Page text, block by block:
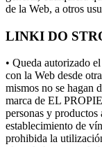
de la Web, a otros
LINKI DO
• Queda autorizado
con la Web desde
mismos no se hagan
marca de EL
personas y productos
establecimiento de
prohibida la